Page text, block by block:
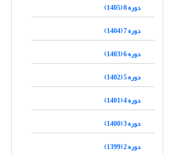
دوره 8 (1405)
دوره 7 (1404)
دوره 6 (1403)
دوره 5 (1402)
دوره 4 (1401)
دوره 3 (1400)
دوره 2 (1399)